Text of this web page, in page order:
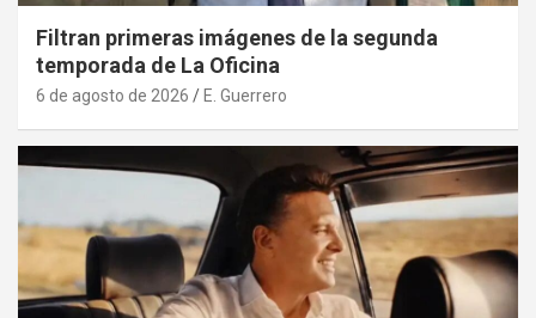
Filtran primeras imágenes de la segunda
temporada de La Oficina
6 de agosto de 2026 E. Guerrero